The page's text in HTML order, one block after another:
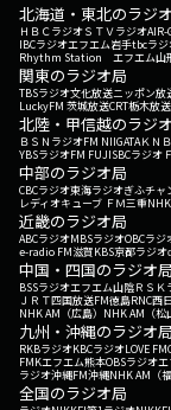
北海道・東北のラジ
ＨＢＣラジオＳＴＶラジオAIR-
IBCラジオエフエム岩手tbcラジ
Rhythm Station エフエム山
関東のラジオ局
TBSラジオ文化放送ニッポン放
LuckyFM 茨城放送CRT栃木放送
北陸・甲信越のラジ
ＢＳＮラジオFM NIIGATAＫＮ
YBSラジオFM FUJISBCラジオ
中部のラジオ局
CBCラジオ東海ラジオぎふチャ
レディオキューブ ＦＭ三重
近畿のラジオ局
ABCラジオMBSラジオOBCラジ
e-radio FM滋賀KBS京都ラジオ
中国・四国のラジオ局
BSSラジオエフエム山陰ＲＳＫ
ＪＲＴ四国放送FM徳島RNC西
NHK AM（広島） NHK AM（松
九州・沖縄のラジオ局
RKBラジオKBCラジオLOVE FM
FMKエフエム熊本OBSラジオエ
ラジオ沖縄FM沖縄NHK AM（福
全国のラジオ局